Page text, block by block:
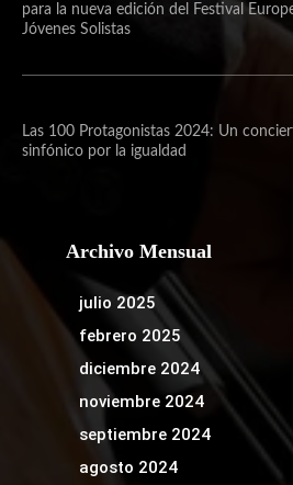
para la nueva edición del Festival
Jóvenes Solistas
Las 100 Protagonistas 2024: Un
sinfónico por la igualdad
Archivo Mensual
julio 2025
febrero 2025
diciembre 2024
noviembre 2024
septiembre 2024
agosto 2024